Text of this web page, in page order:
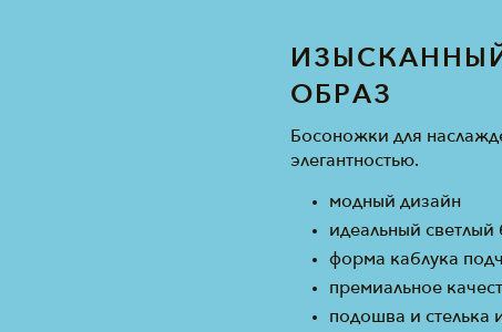
ОБРАЗ
Босоножки для
элегантностью.
модный дизайн
идеальный
форма каблука
премиальное
подошва и стелька